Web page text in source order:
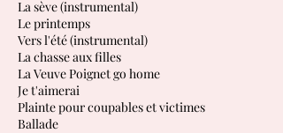
La sève (instrumental)
Le printemps
Vers l'été (instrumental)
La chasse aux filles
La Veuve Poignet go home
Je t'aimerai
Plainte pour coupables et victimes
Ballade